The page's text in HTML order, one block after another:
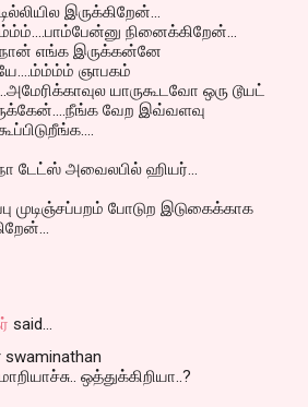
இருக்கிறேன்...
நினைக்கிறேன்...
நான் எங்க இருக்கன்னே
ஞாபகம்
யாருகூடவோ ஒரு டூயட்
வேற இவ்வளவு
டேட்ஸ் அவைலபில் ஹியர்...
முடிஞ்சப்பறம் போடுற இடுகைக்காக
said…
swaminathan
ஒத்துக்கிறியா..?